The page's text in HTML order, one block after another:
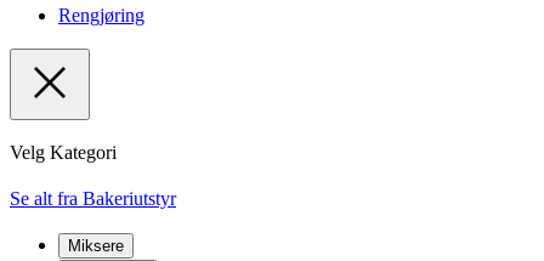
Rengjøring
Velg Kategori
Se alt fra Bakeriutstyr
Miksere